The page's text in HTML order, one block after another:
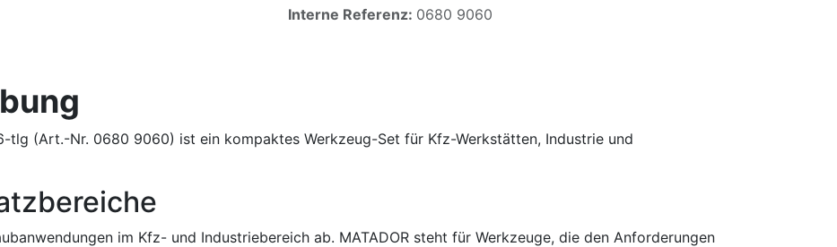
Interne Referenz: 0680 9060
tlg (Art.-Nr. 0680 9060) ist ein kompaktes Werkzeug-Set für Kfz-Werkstätten, Industrie und
im Kfz- und Industriebereich ab. MATADOR steht für Werkzeuge, die den Anforderungen